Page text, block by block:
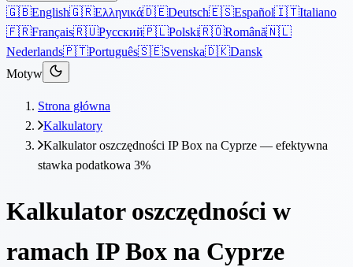
🇬🇧English🇬🇷Ελληνικά🇩🇪Deutsch🇪🇸Español🇮🇹Italiano
🇫🇷Français🇷🇺Русский🇵🇱Polski🇷🇴Română🇳🇱
Nederlands🇵🇹Português🇸🇪Svenska🇩🇰Dansk
Motyw
Strona główna
Kalkulatory
Kalkulator oszczędności IP Box na Cyprze — efektywna
stawka podatkowa 3%
Kalkulator oszczędności w
ramach IP Box na Cyprze